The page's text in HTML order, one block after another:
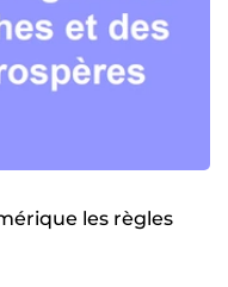
les règles